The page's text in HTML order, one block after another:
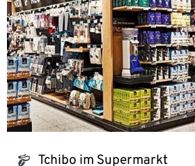
tchibo_logo Tchibo im Supermarkt